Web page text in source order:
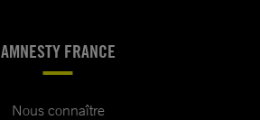
AMNESTY FRANCE
Nous connaître